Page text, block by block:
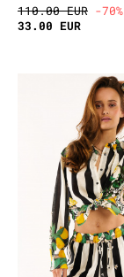
110.00 EUR -70%
33.00 EUR